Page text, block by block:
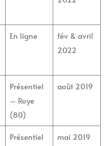
En ligne
fév & avril
2022
Présentiel
– Roye
(80)
août 2019
Présentiel
mai 2019